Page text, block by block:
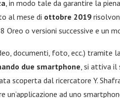
, in modo tale da garantire la
al mese di ottobre 2019
Oreo o versioni successive e un
documenti, foto, ecc.) tramite
due smartphone, si attiva il
scoperta dal ricercatore Y.
ad uno